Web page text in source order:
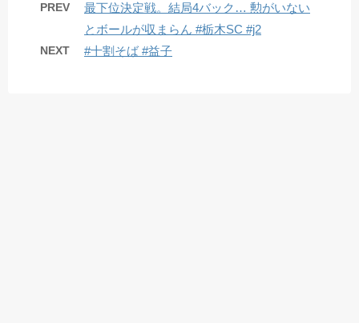
PREV
最下位決定戦。結局4バック… 勲がいない
とボールが収まらん #栃木SC #j2
NEXT #十割そば #益子